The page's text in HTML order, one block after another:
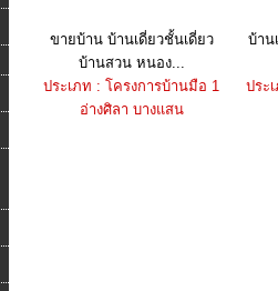
ขายบ้าน บ้านเดี่ยวชั้นเดี่ยว
บ้านสวน หนอง...
ประเภท : โครงการบ้านมือ 1
อ่างศิลา บางแสน
บ้าน
ประ